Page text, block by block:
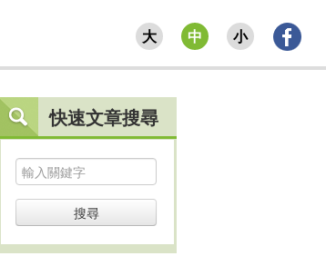
大 中 小
快速文章搜尋
搜尋